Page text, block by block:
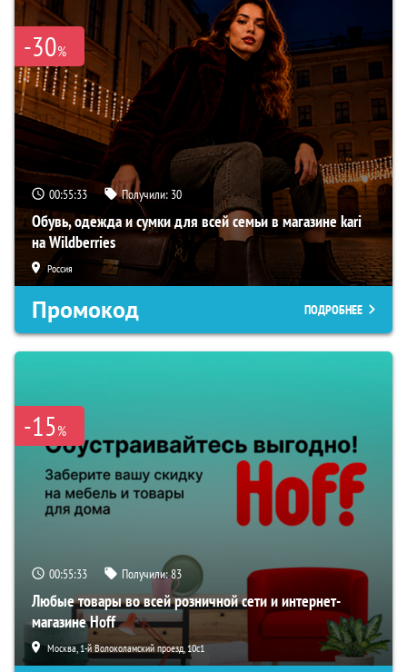
-30%
00:55:32 Получили: 30
Обувь, одежда и сумки для всей семьи в магазине kari
на Wildberries
Россия
Промокод ПОДРОБНЕЕ
-15%
00:55:32 Получили:83
Любые товары во всей розничной сети и интернет-
магазине Hoff
Москва, 1-й Волоколамский проезд, 10с1